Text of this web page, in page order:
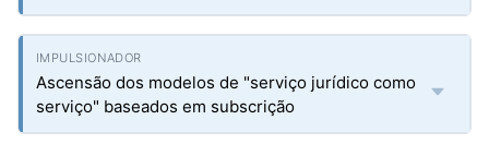
Ascensão dos modelos de "serviço jurídico como
serviço" baseados em subscrição